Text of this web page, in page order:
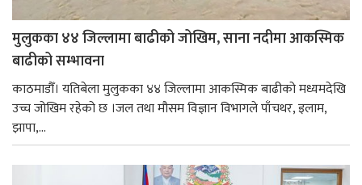
मुलुकका ४४ जिल्लामा बाढीको जोखिम, साना नदीमा आकस्मिक
बाढीको सम्भावना
काठमाडौँ। यतिबेला मुलुकका ४४ जिल्लामा आकस्मिक बाढीको मध्यमदेखि
उच्च जोखिम रहेको छ ।जल तथा मौसम विज्ञान विभागले पाँचथर, इलाम,
झापा,...